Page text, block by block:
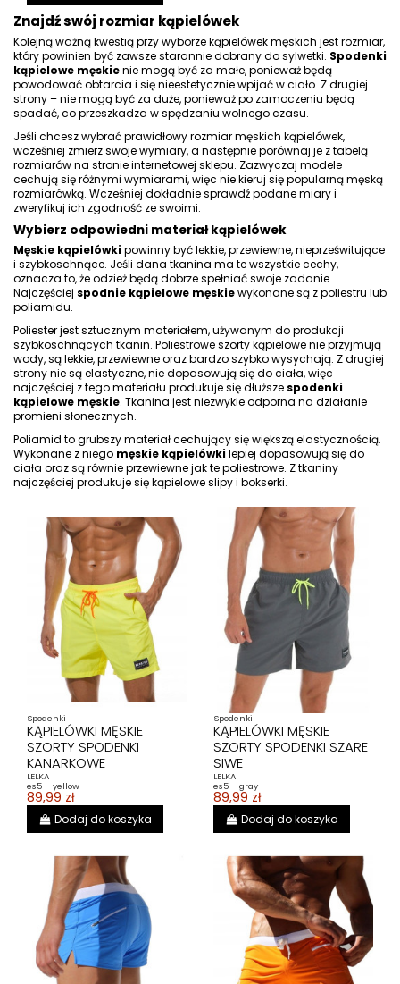
Znajdź swój rozmiar kąpielówek
Kolejną ważną kwestią przy wyborze kąpielówek męskich jest rozmiar,
który powinien być zawsze starannie dobrany do sylwetki. Spodenki
kąpielowe męskienie mogą być za małe, ponieważ będą
powodować obtarcia i się nieestetycznie wpijać w ciało. Z drugiej
strony – nie mogą być za duże, ponieważ po zamoczeniu będą
spadać, co przeszkadza w spędzaniu wolnego czasu.
Jeśli chcesz wybrać prawidłowy rozmiar męskich kąpielówek,
wcześniej zmierz swoje wymiary, a następnie porównaj je z tabelą
rozmiarów na stronie internetowej sklepu. Zazwyczaj modele
cechują się różnymi wymiarami, więc nie kieruj się popularną męską
rozmiarówką. Wcześniej dokładnie sprawdź podane miary i
zweryfikuj ich zgodność ze swoimi.
Wybierz odpowiedni materiał kąpielówek
Męskie kąpielówkipowinny być lekkie, przewiewne, nieprześwitujące
i szybkoschnące. Jeśli dana tkanina ma te wszystkie cechy,
oznacza to, że odzieżbędą dobrze spełniać swoje zadanie.
Najczęściej spodnie kąpielowe męskiewykonane są z poliestru lub
poliamidu.
Poliester jest sztucznym materiałem, używanym do produkcji
szybkoschnących tkanin. Poliestrowe szorty kąpielowe nie przyjmują
wody, są lekkie, przewiewne oraz bardzo szybko wysychają. Z drugiej
strony nie są elastyczne, nie dopasowują się do ciała, więc
najczęściej z tego materiału produkuje się dłuższe spodenki
kąpielowe męskie. Tkanina jest niezwykle odporna na działanie
promieni słonecznych.
Poliamid to grubszy materiał cechujący się większą elastycznością.
Wykonane z niego męskie kąpielówkilepiej dopasowują się do
ciała oraz są równie przewiewne jak te poliestrowe. Z tkaniny
najczęściej produkuje się kąpielowe slipy i bokserki.
Spodenki
KĄPIELÓWKI MĘSKIE
SZORTY SPODENKI
KANARKOWE
LELKA
es5 - yellow
89,99 zł
Dodaj do koszyka
Spodenki
KĄPIELÓWKI MĘSKIE
SZORTY SPODENKI SZARE
SIWE
LELKA
es5 - gray
89,99 zł
Dodaj do koszyka